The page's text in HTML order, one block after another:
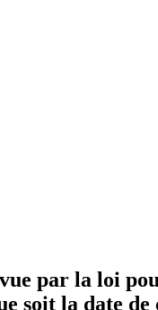
par la loi
soit la date de